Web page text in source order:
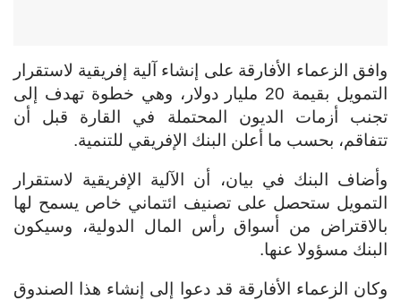
وافق الزعماء الأفارقة على إنشاء آلية إفريقية لاستقرار
التمويل بقيمة 20 مليار دولار، وهي خطوة تهدف إلى
تجنب أزمات الديون المحتملة في القارة قبل أن
تتفاقم، بحسب ما أعلن البنك الإفريقي للتنمية.
وأضاف البنك في بيان، أن الآلية الإفريقية لاستقرار
التمويل ستحصل على تصنيف ائتماني خاص يسمح لها
بالاقتراض من أسواق رأس المال الدولية، وسيكون
البنك مسؤولا عنها.
وكان الزعماء الأفارقة قد دعوا إلى إنشاء هذا الصندوق